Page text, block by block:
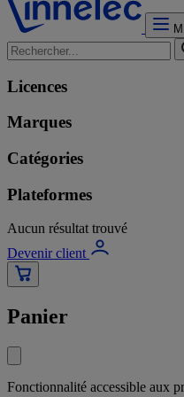
Licences
Marques
Catégories
Plateformes
Aucun résultat trouvé
Devenir client
Panier
Fonctionnalité accessible aux